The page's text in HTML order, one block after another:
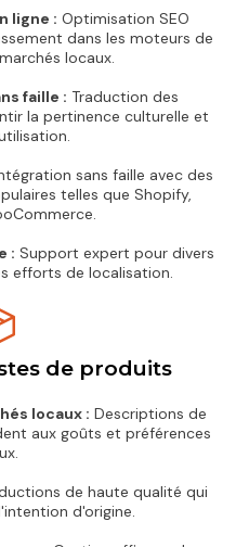
ligne : Optimisation SEO
dans les moteurs de
locaux.
faille : Traduction des
la pertinence culturelle et
sans faille avec des
telles que Shopify,
: Support expert pour divers
efforts de localisation.
de produits
locaux : Descriptions de
aux goûts et préférences
de haute qualité qui
d'origine.